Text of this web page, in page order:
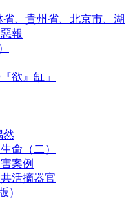
、貴州省、北京市、湖
報
欲』缸」
然
命（二）
案例
活摘器官
）